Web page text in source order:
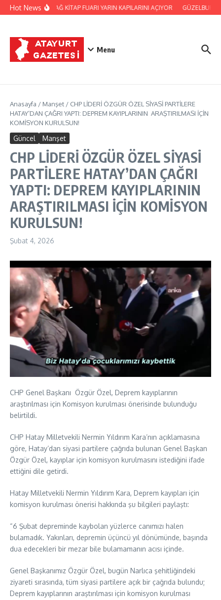
İçeriğe atla
Hot NewsSAMANDAĞ KİTAP FUARI YARIN KAPILARINI AÇIYOR GÜZELBURÇ
Menu
Anasayfa / Manşet / CHP LİDERİ ÖZGÜR ÖZEL SİYASİ PARTİLERE
HATAY’DAN ÇAĞRI YAPTI: DEPREM KAYIPLARININ ARAŞTIRILMASI İÇİN
KOMİSYON KURULSUN!
Güncel Manşet
CHP LİDERİ ÖZGÜR ÖZEL SİYASİ
PARTİLERE HATAY’DAN ÇAĞRI
YAPTI: DEPREM KAYIPLARININ
ARAŞTIRILMASI İÇİN KOMİSYON
KURULSUN!
Şubat 4, 2026
CHP Genel Başkanı Özgür Özel, Deprem kayıplarının
araştırılması için Komisyon kurulması önerisinde bulunduğu
belirtildi.
CHP Hatay Milletvekili Nermin Yıldırım Kara’nın açıklamasına
göre, Hatay’dan siyasi partilere çağrıda bulunan Genel Başkan
Özgür Özel, kayıplar için komisyon kurulmasını istediğini ifade
ettiğini dile getirdi.
Hatay Milletvekili Nermin Yıldırım Kara, Deprem kayıpları için
komisyon kurulması önerisi hakkında şu bilgileri paylaştı:
“6 Şubat depreminde kaybolan yüzlerce canımızı halen
bulamadık. Yakınları, depremin üçüncü yıl dönümünde, başında
dua edecekleri bir mezar bile bulamamanın acısı içinde.
Genel Başkanımız Özgür Özel, bugün Narlıca şehitliğindeki
ziyareti sırasında, tüm siyasi partilere açık bir çağrıda bulundu;
Deprem kayıplarının araştırılması için komisyon kurulması